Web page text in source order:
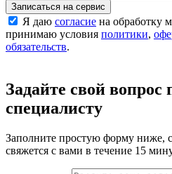
Записаться на сервис
Я даю согласие на обработку
принимаю условия политики,
обязательств.
Задайте свой вопрос
специалисту
Заполните простую форму ниже,
свяжется с вами в течение 15